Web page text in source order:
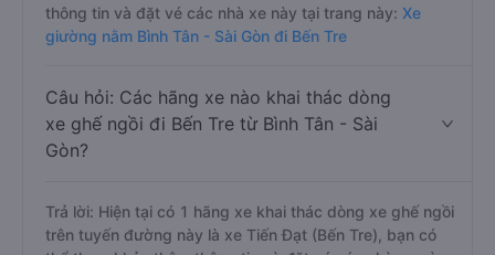
thông tin và đặt vé các nhà xe này tại trang này: Xe
giường nằm Bình Tân - Sài Gòn đi Bến Tre
Câu hỏi: Các hãng xe nào khai thác dòng
xe ghế ngồi đi Bến Tre từ Bình Tân - Sài
Gòn?
Trả lời: Hiện tại có 1 hãng xe khai thác dòng xe ghế ngồi
trên tuyến đường này là xe Tiến Đạt (Bến Tre), bạn có